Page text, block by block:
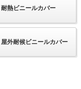
耐熱ビニールカバー
屋外耐候ビニールカバー